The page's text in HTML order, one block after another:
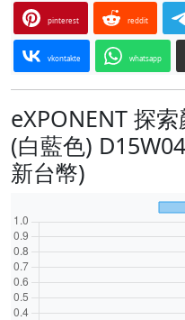
pinterest reddit
vkontakte whatsapp
eXPONENT 探
(白藍色)
新台幣)